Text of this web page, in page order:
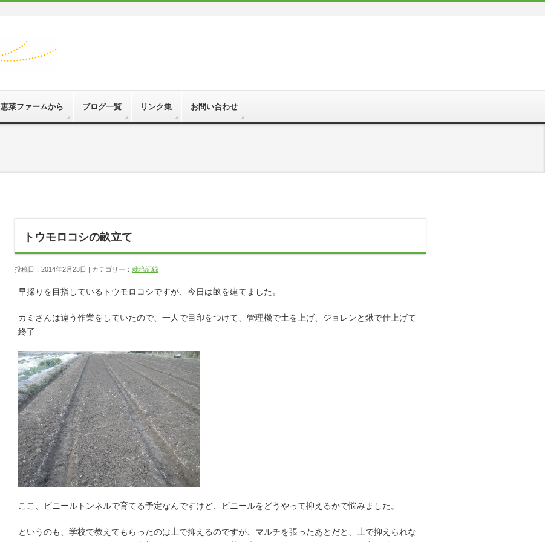
恵菜ファームから ブログ一覧 リンク集 お問い合わせ
トウモロコシの畝立て
投稿日：2014年2月23日 | カテゴリー： 栽培記録
早採りを目指しているトウモロコシですが、今日は畝を建てました。
カミさんは違う作業をしていたので、一人で目印をつけて、管理機で土を上げ、ジョレンと鍬で仕上げて
終了
ここ、ビニールトンネルで育てる予定なんですけど、ビニールをどうやって抑えるかで悩みました。
というのも、学校で教えてもらったのは土で抑えるのですが、マルチを張ったあとだと、土で抑えられな